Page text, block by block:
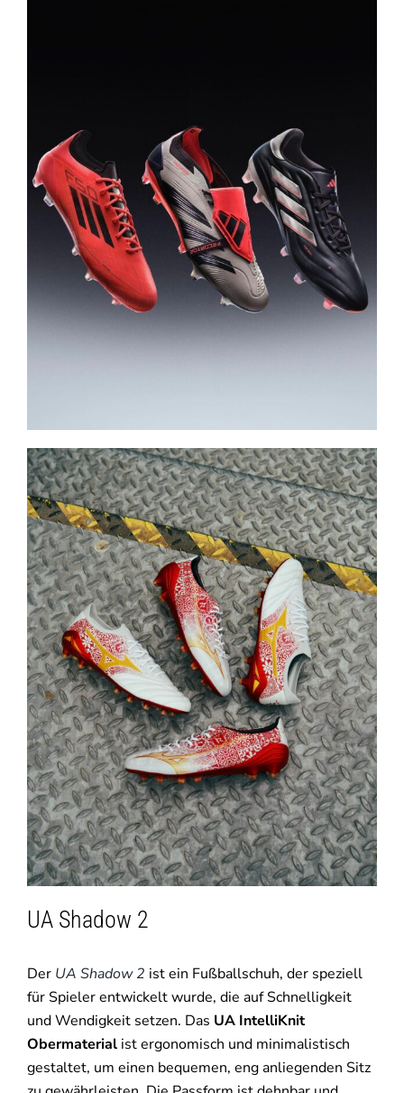
UA Shadow 2
Der UA Shadow 2 ist ein Fußballschuh, der speziell
für Spieler entwickelt wurde, die auf Schnelligkeit
und Wendigkeit setzen. Das UA IntelliKnit
Obermaterialist ergonomisch und minimalistisch
gestaltet, um einen bequemen, eng anliegenden Sitz